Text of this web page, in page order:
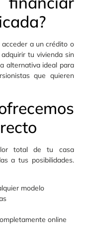
a un crédito o
tu vivienda sin
alternativa ideal para
que quieren
total de tu casa
a tus posibilidades.
modelo
online